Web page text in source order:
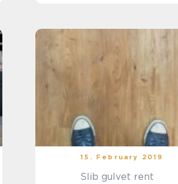
15. February 2019
Slib gulvet rent